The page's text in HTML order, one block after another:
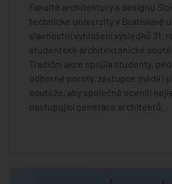
Fakultě architektury a designu
technické univerzity v Bratislavě
slavnostní vyhlášení výsledků 31.
studentské architektonické
Tradiční akce spojila studenty,
odborné poroty, zástupce médií i
soutěže, aby společně ocenili
nastupující generace architektů.